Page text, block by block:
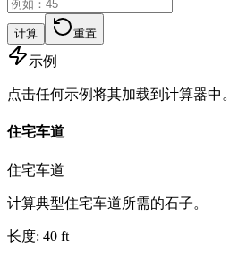
计算 重置
示例
点击任何示例将其加载到计算器中。
住宅车道
住宅车道
计算典型住宅车道所需的石子。
长度: 40 ft